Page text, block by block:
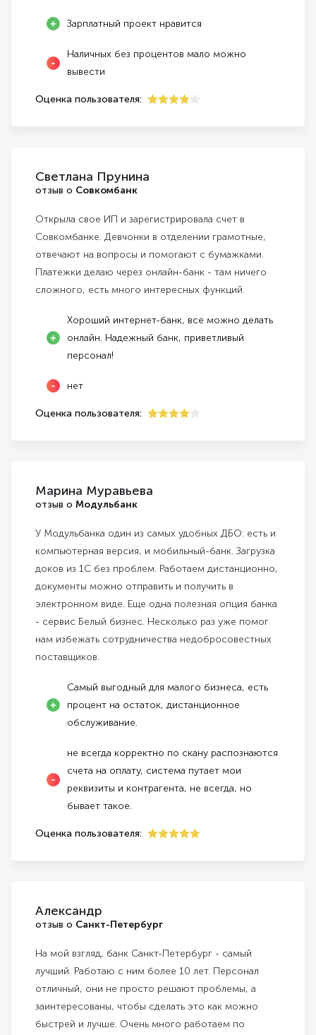
Зарплатный проект нравится
Наличных без процентов мало можно
вывести
Оценка пользователя:
Светлана Прунина
отзыв о Совкомбанк
Открыла свое ИП и зарегистрировала счет в
Совкомбанке. Девчонки в отделении грамотные,
отвечают на вопросы и помогают с бумажками.
Платежки делаю через онлайн-банк - там ничего
сложного, есть много интересных функций.
Хороший интернет-банк, все можно делать
онлайн. Надежный банк, приветливый
персонал!
нет
Оценка пользователя:
Марина Муравьева
отзыв о Модульбанк
У Модульбанка один из самых удобных ДБО: есть и
компьютерная версия, и мобильный-банк. Загрузка
доков из 1С без проблем. Работаем дистанционно,
документы можно отправить и получить в
электронном виде. Еще одна полезная опция банка
- сервис Белый бизнес. Несколько раз уже помог
нам избежать сотрудничества недобросовестных
поставщиков.
Самый выгодный для малого бизнеса, есть
процент на остаток, дистанционное
обслуживание.
не всегда корректно по скану распознаются
счета на оплату, система путает мои
реквизиты и контрагента, не всегда, но
бывает такое.
Оценка пользователя:
Александр
отзыв о Санкт-Петербург
На мой взгляд, банк Санкт-Петербург - самый
лучший. Работаю с ним более 10 лет. Персонал
отличный, они не просто решают проблемы, а
заинтересованы, чтобы сделать это как можно
быстрей и лучше. Очень много работаем по